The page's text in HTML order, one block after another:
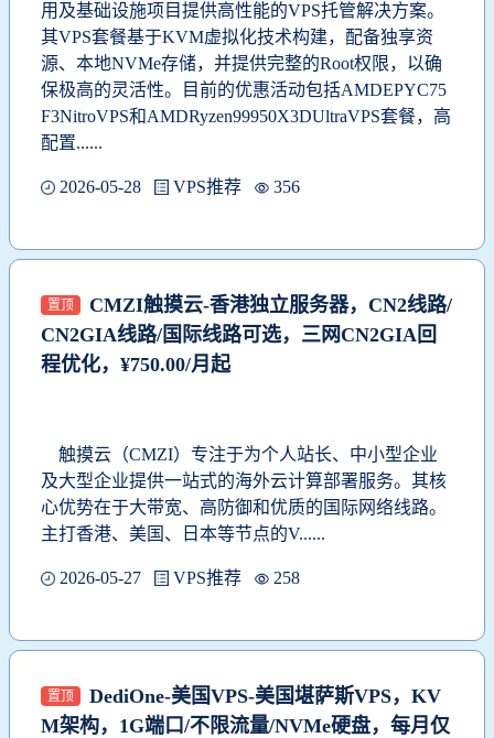
用及基础设施项目提供高性能的VPS托管解决方案。
其VPS套餐基于KVM虚拟化技术构建，配备独享资
源、本地NVMe存储，并提供完整的Root权限，以确
保极高的灵活性。目前的优惠活动包括AMDEPYC75
F3NitroVPS和AMDRyzen99950X3DUltraVPS套餐， 高
配置......
2026-05-28 VPS推荐 356
置顶
CMZI触摸云-香港独立服务器，CN2线路/
CN2GIA线路/国际线路可选，三网CN2GIA回
程优化，¥750.00/月起
触摸云（CMZI）专注于为个人站长、中小型企业
及大型企业提供一站式的海外云计算部署服务‌‌。 其核
心优势在于大带宽、高防御和优质的国际网络线路。
主打香港、美国、日本等节点的V......
2026-05-27 VPS推荐 258
置顶
DediOne-美国VPS-美国堪萨斯VPS，KV
M架构，1G端口/不限流量/NVMe硬盘，每月仅